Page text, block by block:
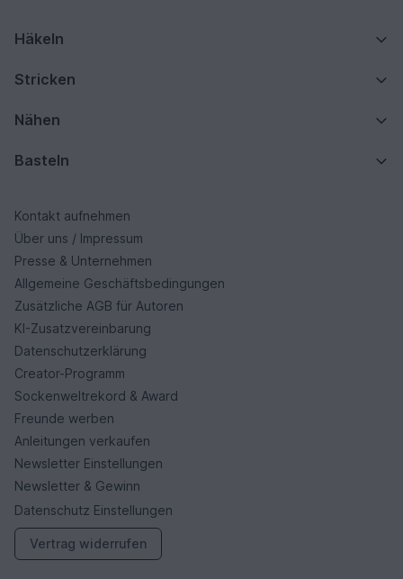
Häkeln
Stricken
Nähen
Basteln
Kontakt aufnehmen
Über uns / Impressum
Presse & Unternehmen
Allgemeine Geschäftsbedingungen
Zusätzliche AGB für Autoren
KI-Zusatzvereinbarung
Datenschutzerklärung
Creator-Programm
Sockenweltrekord & Award
Freunde werben
Anleitungen verkaufen
Newsletter Einstellungen
Newsletter & Gewinn
Datenschutz Einstellungen
Vertrag widerrufen